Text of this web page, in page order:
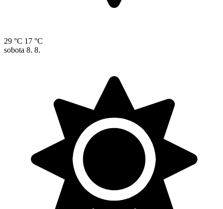
29 °C 17 °C
sobota 8. 8.